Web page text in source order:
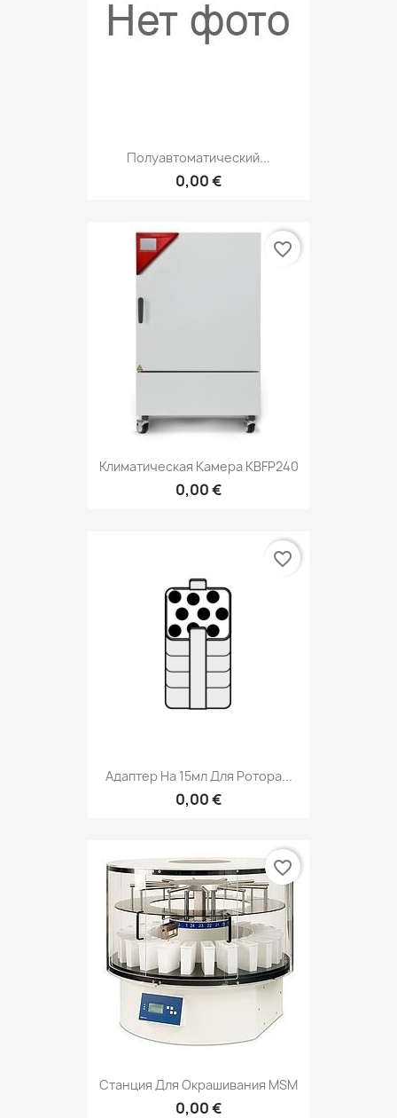
Полуавтоматический...
0,00 €
Климатическая Камера KBFP240
0,00 €
favorite_border
Адаптер На 15мл Для Ротора...
0,00 €
favorite_border
Станция Для Окрашивания MSM
0,00 €
favorite_border